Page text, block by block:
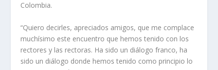
Colombia.
“Quiero decirles, apreciados amigos, que me complace
muchísimo este encuentro que hemos tenido con los
rectores y las rectoras. Ha sido un diálogo franco, ha
sido un diálogo donde hemos tenido como principio lo